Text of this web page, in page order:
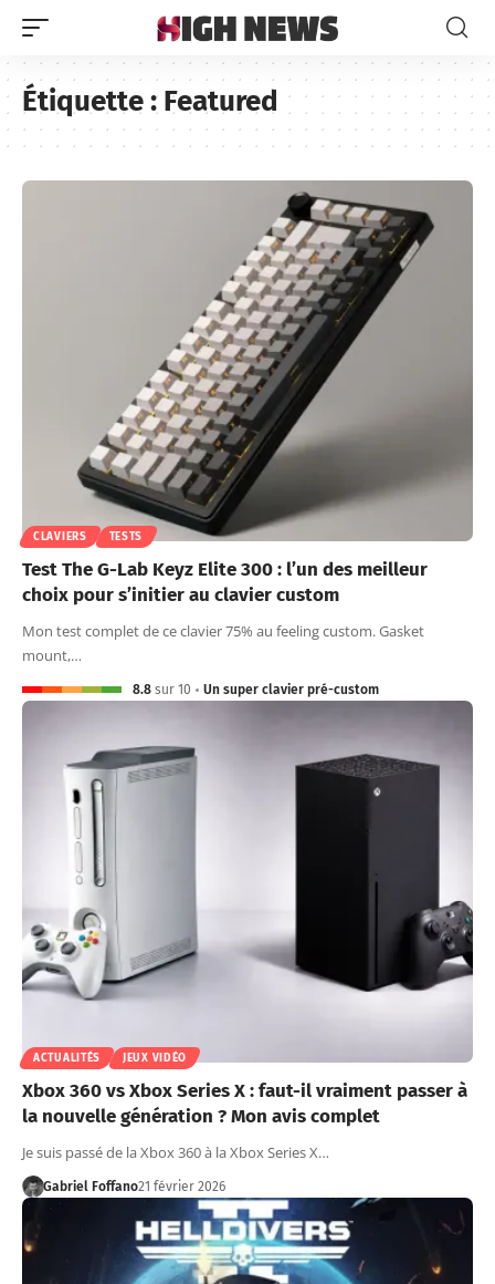
Étiquette :Featured
CLAVIERS TESTS
Test The G-Lab Keyz Elite 300 : l’un des meilleur
choix pour s’initier au clavier custom
Mon test complet de ce clavier 75% au feeling custom. Gasket
mount,…
8.8 sur 10 Un super clavier pré-custom
ACTUALITÉS JEUX VIDÉO
Xbox 360 vs Xbox Series X : faut-il vraiment passer à
la nouvelle génération ? Mon avis complet
Je suis passé de la Xbox 360 à la Xbox Series X…
Gabriel Foffano21 février 2026